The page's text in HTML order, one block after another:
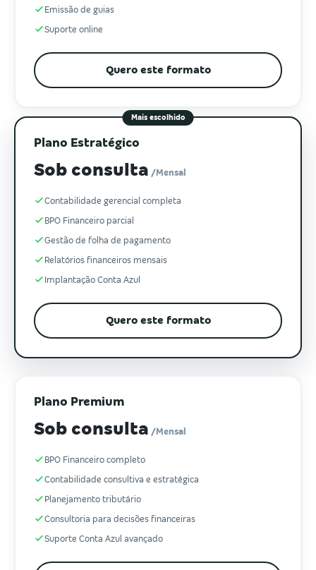
Emissão de guias
Suporte online
Quero este formato
Mais escolhido
Plano Estratégico
Sob consulta /Mensal
Contabilidade gerencial completa
BPO Financeiro parcial
Gestão de folha de pagamento
Relatórios financeiros mensais
Implantação Conta Azul
Quero este formato
Plano Premium
Sob consulta /Mensal
BPO Financeiro completo
Contabilidade consultiva e estratégica
Planejamento tributário
Consultoria para decisões financeiras
Suporte Conta Azul avançado